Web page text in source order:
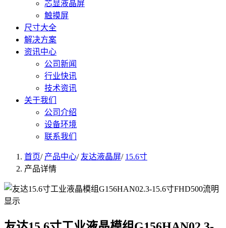
芯显液晶屏
触摸屏
尺寸大全
解决方案
资讯中心
公司新闻
行业快讯
技术资讯
关于我们
公司介绍
设备环境
联系我们
首页/ 产品中心/ 友达液晶屏/ 15.6寸
产品详情